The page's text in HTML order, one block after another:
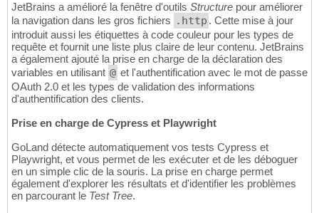
JetBrains a amélioré la fenêtre d'outils Structure pour améliorer
la navigation dans les gros fichiers .http . Cette mise à jour
introduit aussi les étiquettes à code couleur pour les types de
requête et fournit une liste plus claire de leur contenu. JetBrains
a également ajouté la prise en charge de la déclaration des
variables en utilisant @ et l'authentification avec le mot de passe
OAuth 2.0 et les types de validation des informations
d'authentification des clients.
Prise en charge de Cypress et Playwright
GoLand détecte automatiquement vos tests Cypress et
Playwright, et vous permet de les exécuter et de les déboguer
en un simple clic de la souris. La prise en charge permet
également d'explorer les résultats et d'identifier les problèmes
en parcourant le Test Tree.